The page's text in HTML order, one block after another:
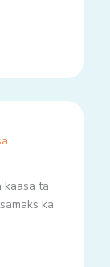
kaasa ta
ka